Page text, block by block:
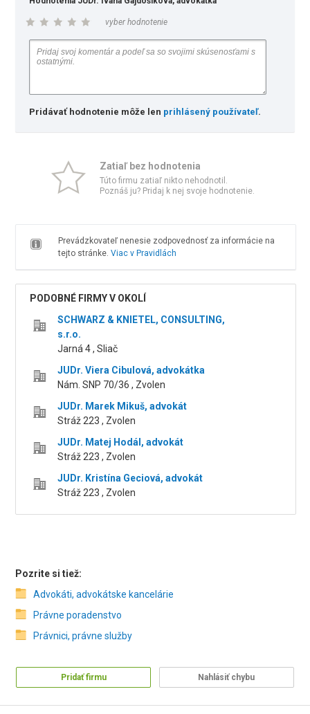
vyber hodnotenie
Pridávať hodnotenie môže len prihlásený používateľ.
Zatiaľ bez hodnotenia
Túto firmu zatiaľ nikto nehodnotil.
Poznáš ju? Pridaj k nej svoje hodnotenie.
Prevádzkovateľ nenesie zodpovednosť za informácie na
tejto stránke. Viac v Pravidlách
PODOBNÉ FIRMY V OKOLÍ
SCHWARZ & KNIETEL, CONSULTING,
s.r.o.
Jarná 4 , Sliač
JUDr. Viera Cibulová, advokátka
Nám. SNP 70/36 , Zvolen
JUDr. Marek Mikuš, advokát
Stráž 223 , Zvolen
JUDr. Matej Hodál, advokát
Stráž 223 , Zvolen
JUDr. Kristína Geciová, advokát
Stráž 223 , Zvolen
Pozrite si tiež:
Advokáti, advokátske kancelárie
Právne poradenstvo
Právnici, právne služby
Pridať firmu Nahlásiť chybu